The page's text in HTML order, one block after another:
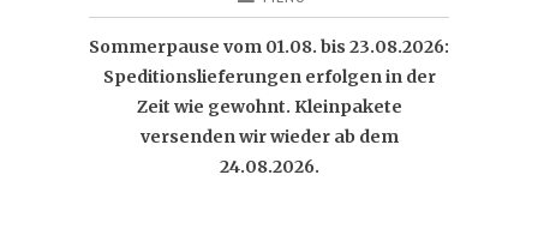
Sommerpause vom 01.08. bis 23.08.2026:
Speditionslieferungen erfolgen in der
Zeit wie gewohnt. Kleinpakete
versenden wir wieder ab dem
24.08.2026.